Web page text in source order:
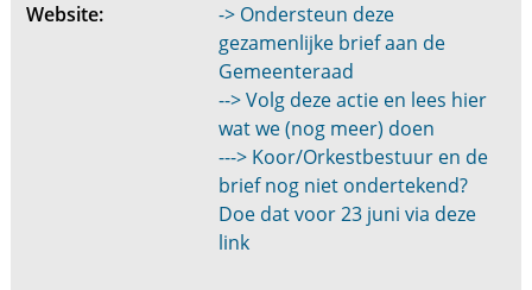
Website:
-> Ondersteun deze
gezamenlijke brief aan de
Gemeenteraad
--> Volg deze actie en lees hier
wat we (nog meer) doen
---> Koor/Orkestbestuur en de
brief nog niet ondertekend?
Doe dat voor 23 juni via deze
link